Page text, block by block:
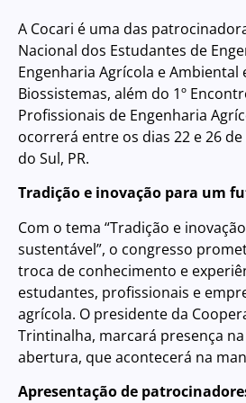
A Cocari é uma das
Nacional dos Estudantes de
Engenharia Agrícola e Ambiental
Biossistemas, além do 1º
Profissionais de Engenharia
ocorrerá entre os dias 22 e 26
do Sul, PR.
Tradição e inovação para um
Com o tema “Tradição e
sustentável”, o congresso
troca de conhecimento e
estudantes, profissionais e
agrícola. O presidente da
Trintinalha, marcará presença
abertura, que acontecerá na
Apresentação de